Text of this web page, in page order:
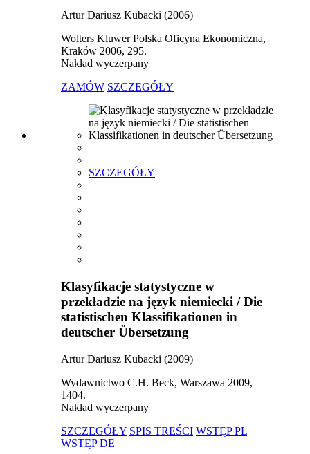
Artur Dariusz Kubacki (2006)
Wolters Kluwer Polska Oficyna Ekonomiczna,
Kraków 2006, 295.
Nakład wyczerpany
ZAMÓW SZCZEGÓŁY
SZCZEGÓŁY
Klasyfikacje statystyczne w
przekładzie na język niemiecki / Die
statistischen Klassifikationen in
deutscher Übersetzung
Artur Dariusz Kubacki (2009)
Wydawnictwo C.H. Beck, Warszawa 2009,
1404.
Nakład wyczerpany
SZCZEGÓŁY SPIS TREŚCI WSTĘP PL
WSTĘP DE